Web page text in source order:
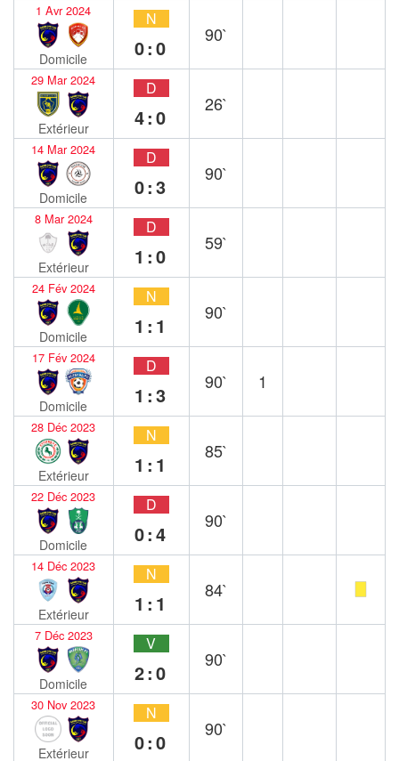
1 Avr 2024
Domicile
N
0:0
90`
29 Mar 2024
Extérieur
D
4:0
26`
14 Mar 2024
Domicile
D
0:3
90`
8 Mar 2024
Extérieur
D
1:0
59`
24 Fév 2024
Domicile
N
1:1
90`
17 Fév 2024
Domicile
D
1:3
90` 1
28 Déc 2023
Extérieur
N
1:1
85`
22 Déc 2023
Domicile
D
0:4
90`
14 Déc 2023
Extérieur
N
1:1
84`
7 Déc 2023
Domicile
V
2:0
90`
30 Nov 2023
Extérieur
N
0:0
90`